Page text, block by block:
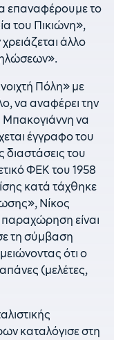
επαναφέρουμε το
του Πικιώνη»,
άλλο
Πόλη» με
να αναφέρει την
Μπακογιάννη να
έγγραφο του
διαστάσεις του
ΦΕΚ του 1958
κατά τάχθηκε
Νίκος
παραχώρηση είναι
τη σύμβαση
ότι ο
(μελέτες,
καταλόγισε στη